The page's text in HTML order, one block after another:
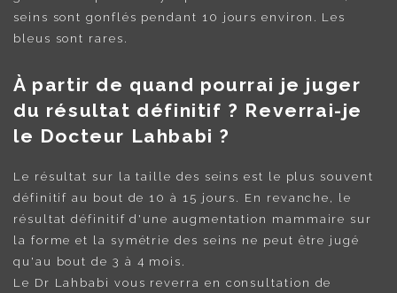
seins sont gonflés pendant 10 jours environ. Les
bleus sont rares.
À partir de quand pourrai je juger
du résultat définitif ? Reverrai-je
le Docteur Lahbabi ?
Le résultat sur la taille des seins est le plus souvent
définitif au bout de 10 à 15 jours. En revanche, le
résultat définitif d'une augmentation mammaire sur
la forme et la symétrie des seins ne peut être jugé
qu'au bout de 3 à 4 mois.
Le Dr Lahbabi vous reverra en consultation de